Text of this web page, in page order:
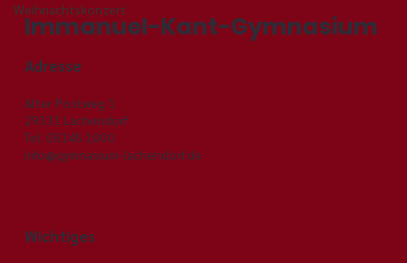
Weihnachtskonzert
Immanuel-Kant-Gymnasium
Adresse
Alter Postweg 1
29331 Lachendorf
Tel. 05145 1000
info@gymnasium-lachendorf.de
Wichtiges